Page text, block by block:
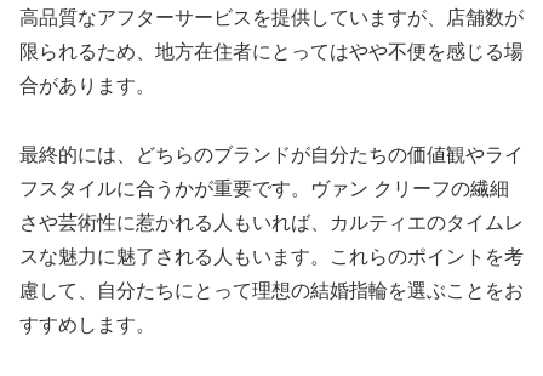
高品質なアフターサービスを提供していますが、店舗数が
限られるため、地方在住者にとってはやや不便を感じる場
合があります。
最終的には、どちらのブランドが自分たちの価値観やライ
フスタイルに合うかが重要です。ヴァン クリーフの繊細
さや芸術性に惹かれる人もいれば、カルティエのタイムレ
スな魅力に魅了される人もいます。これらのポイントを考
慮して、自分たちにとって理想の結婚指輪を選ぶことをお
すすめします。